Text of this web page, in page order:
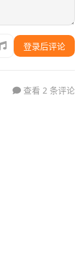
登录后评论
查看 2 条评论